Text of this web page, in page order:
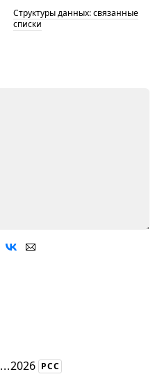
Структуры данных: связанные
списки
...2026 РСС